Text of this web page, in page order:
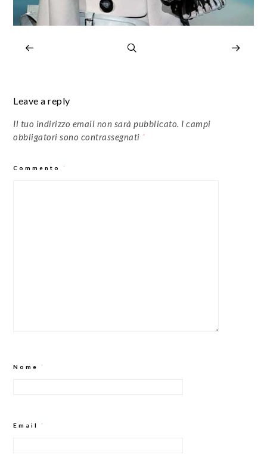
Leave a reply
Il tuo indirizzo email non sarà pubblicato. I campi
obbligatori sono contrassegnati *
Commento *
Nome *
Email *